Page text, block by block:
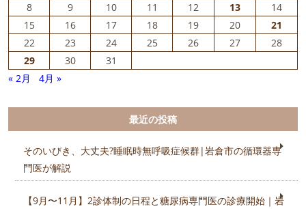
8
9 10 11 12 13
14
15
16 17 18 19 20
21
22
23 24 25 26 27
28
29
30
31
« 2月
4月 »
最近の投稿
そのいびき、大丈夫?睡眠時無呼吸症候群|岩倉市の循環器専
門医が解説
【9月〜11月】2診体制の日程と糖尿病専門医の診療開始｜岩